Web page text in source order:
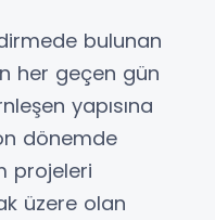
bulunan
her geçen gün
yapısına
dönemde
projeleri
üzere olan